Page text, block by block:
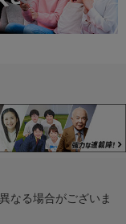
なる場合がございま